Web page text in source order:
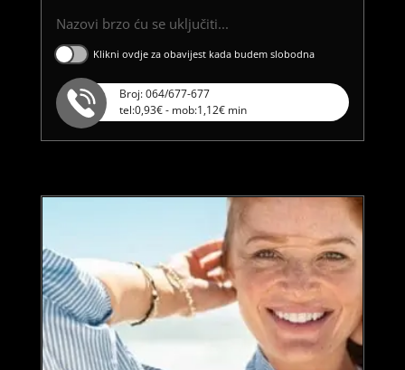
Nazovi brzo ću se uključiti...
Klikni ovdje za obavijest kada budem slobodna
Broj: 064/677-677
tel:0,93€ - mob:1,12€ min